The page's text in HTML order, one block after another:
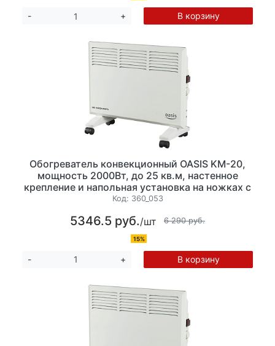
- + В корзину
Обогреватель конвекционный OASIS KM-20,
мощность 2000Вт, до 25 кв.м, настенное
крепление и напольная установка на ножках с
колесиками, механическое управление, цвет
Код: 360_053
5346.5 руб./шт 6 290 руб.
15%
- + В корзину